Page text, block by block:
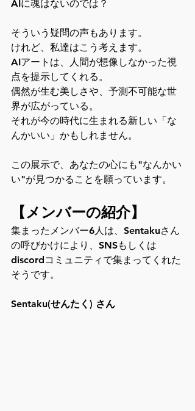
AIに魂はないのでは？
そういう疑問の声もあります。
けれど、私達はこう考えます。
AIアートは、人間が想像しなかった視
点を提示してくれる。
偶然が生む美しさや、予測不可能な世
界が広がっている。
それが今の時代に生まれる新しい「な
んかいい」かもしれません。
この展示で、あなたの心にも"なんかい
い"が見つかることを願っています。
【メンバーの紹介】
集まったメンバー6人は、Sentakuさん
の呼びかけにより、SNSもしくは
discordコミュニティで集まってくれた
そうです。
Sentaku(せんたく) さん